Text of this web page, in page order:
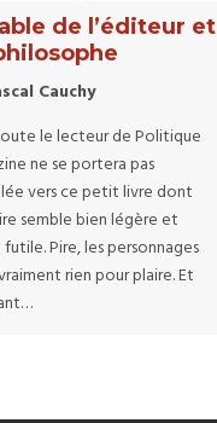
de l’éditeur et
Cauchy
le lecteur de Politique
ne se portera pas
vers ce petit livre dont
semble bien légère et
Pire, les personnages
rien pour plaire. Et